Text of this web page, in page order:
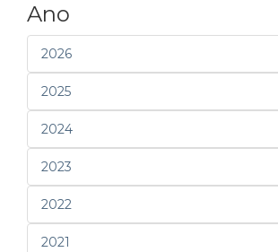
Ano
2026
2025
2024
2023
2022
2021